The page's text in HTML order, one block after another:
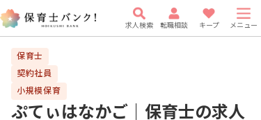
求人検索 転職相談 キープ メニュー
保育士
契約社員
小規模保育
ぷてぃはなかご｜保育士の求人